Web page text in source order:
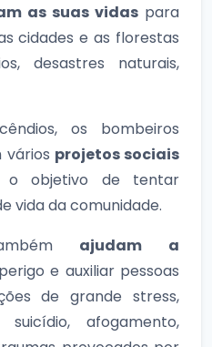
as suas vidas para
cidades e as florestas
desastres naturais,
os bombeiros
vários projetos sociais
objetivo de tentar
vida da comunidade.
ajudam a
e auxiliar pessoas
de grande stress,
afogamento,